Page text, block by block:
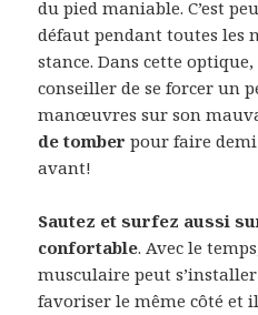
du pied maniable. C’est
défaut pendant toutes les
stance. Dans cette
conseiller de se forcer un
manœuvres sur son
de tomber pour faire
avant!
Sautez et surfez aussi
confortable. Avec le
musculaire peut
favoriser le même côté et